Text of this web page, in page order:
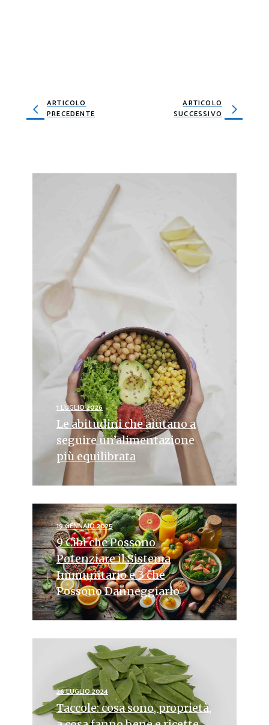
ARTICOLO
PRECEDENTE
ARTICOLO
SUCCESSIVO
1 LUGLIO 2026
Le abitudini che aiutano a
seguire un’alimentazione
più equilibrata
19 GENNAIO 2025
9 Cibi che Possono
Potenziare il Sistema
Immunitario e 3 che
Possono Danneggiarlo
26 LUGLIO 2024
Taccole: cosa sono, proprietà,